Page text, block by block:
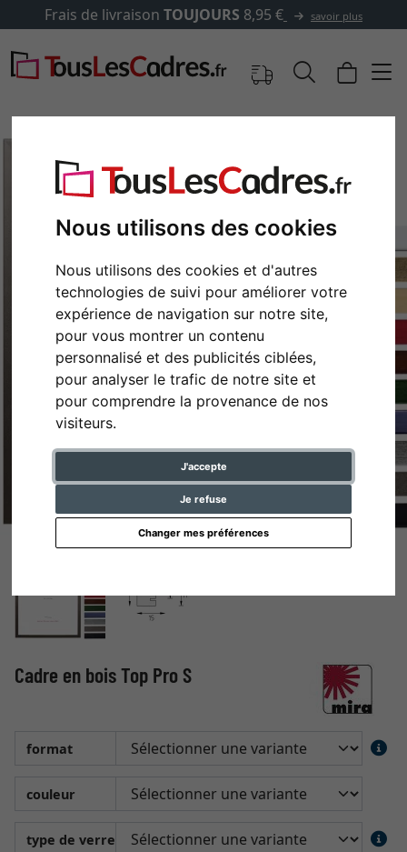
Nous utilisons des cookies
Nous utilisons des cookies et d'autres
technologies de suivi pour améliorer votre
expérience de navigation sur notre site,
pour vous montrer un contenu
personnalisé et des publicités ciblées,
pour analyser le trafic de notre site et
pour comprendre la provenance de nos
visiteurs.
J'accepte
Je refuse
Changer mes préférences
Frais de livraison TOUJOURS 8,95 € savoir plus
Retour
Cadre en bois Top Pro S
format
couleur
type de verre